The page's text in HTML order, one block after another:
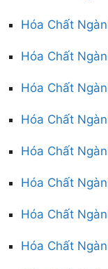
Hóa Chất
Hóa Chất
Hóa Chất
Hóa Chất
Hóa Chất
Hóa Chất
Hóa Chất
Hóa Chất